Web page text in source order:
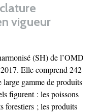
vigueur
(SH) de l’OMD
Elle comprend 242
large gamme de produits
figurent : les poissons
forestiers ; les produits